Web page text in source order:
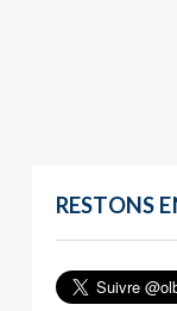
RESTONS